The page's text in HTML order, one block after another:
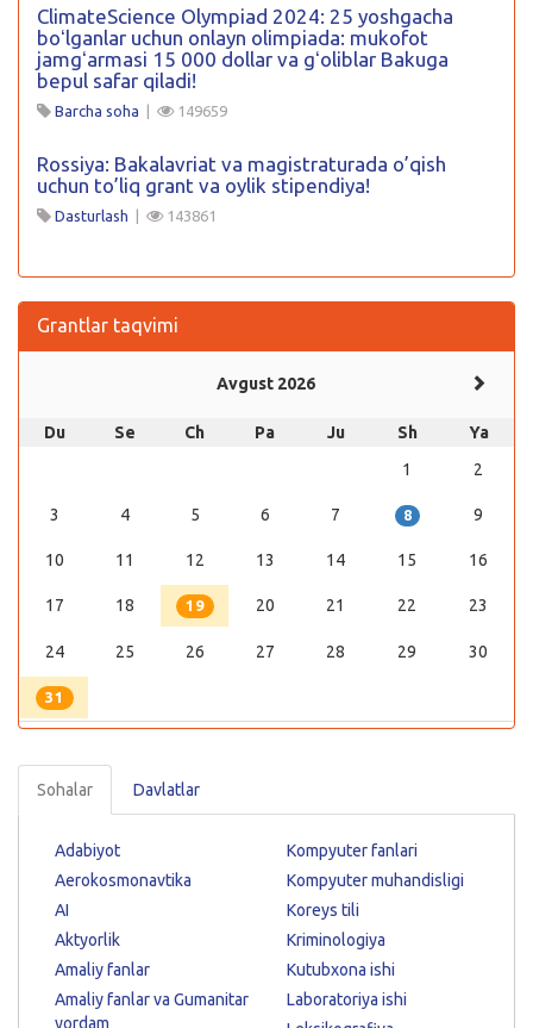
ClimateScience Olympiad 2024: 25 yoshgacha
boʻlganlar uchun onlayn olimpiada: mukofot
jamgʻarmasi 15 000 dollar va gʻoliblar Bakuga
bepul safar qiladi!
Barcha soha | 149659
Rossiya: Bakalavriat va magistraturada o’qish
uchun to’liq grant va oylik stipendiya!
Dasturlash | 143861
Grantlar taqvimi
Avgust 2026
Du Se Ch Pa Ju Sh
Ya
1
2
3 4 5 6 7 8 9
10 11 12 13 14 15 16
17 18 19 20 21 22 23
24 25 26 27 28 29 30
31
Sohalar Davlatlar
Adabiyot
Aerokosmonavtika
AI
Aktyorlik
Amaliy fanlar
Amaliy fanlar va Gumanitar
yordam
Kompyuter fanlari
Kompyuter muhandisligi
Koreys tili
Kriminologiya
Kutubxona ishi
Laboratoriya ishi